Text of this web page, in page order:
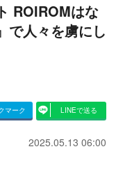
ROIROMはな
人々を虜にし
マーク LINEで送る
2025.05.13 06:00